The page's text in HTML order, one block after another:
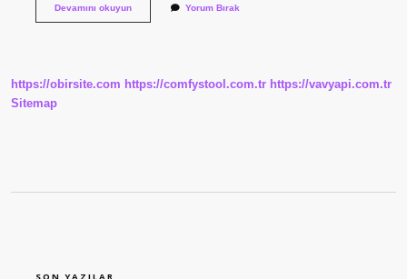
Devamını okuyunPresent
Yorum Bırak
https://obirsite.com https://comfystool.com.tr https://vavyapi.com.tr
Sitemap